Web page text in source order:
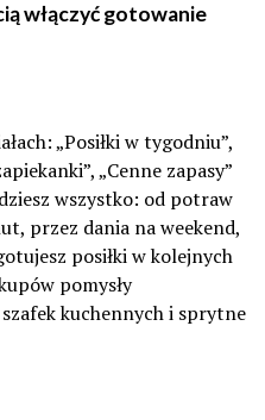
włączyć gotowanie
„Posiłki w tygodniu”,
„Cenne zapasy”
wszystko: od potraw
przez dania na weekend,
posiłki w kolejnych
pomysły
kuchennych i sprytne